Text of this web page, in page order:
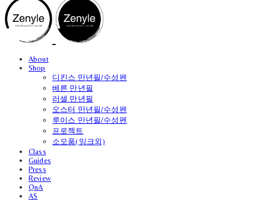
About
Shop
디킨스 만년필/수성펜
베른 만년필
러셀 만년필
오스터 만년필/수성펜
루이스 만년필/수성펜
프로젝트
소모품(잉크외)
Class
Guides
Press
Review
QnA
AS